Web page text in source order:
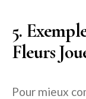
5.
Fleurs
Pour mieux